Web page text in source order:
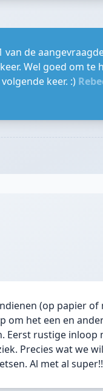
van de
Wel goed om te
keer. :)
(op papier
het een en
Eerst rustige inloop
Precies wat we
Al met al super!!